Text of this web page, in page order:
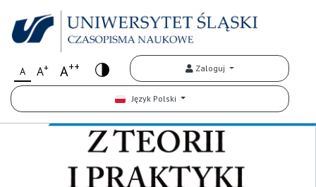
A A+ A++ Zaloguj
Język Polski